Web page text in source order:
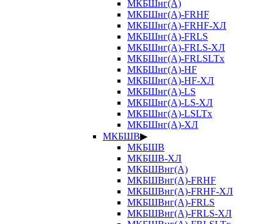
МКБШнг(А)
МКБШнг(А)-FRHF
МКБШнг(А)-FRHF-ХЛ
МКБШнг(А)-FRLS
МКБШнг(А)-FRLS-ХЛ
МКБШнг(А)-FRLSLTx
МКБШнг(А)-HF
МКБШнг(А)-HF-ХЛ
МКБШнг(А)-LS
МКБШнг(А)-LS-ХЛ
МКБШнг(А)-LSLTx
МКБШнг(А)-ХЛ
МКБШВ▶
МКБШВ
МКБШВ-ХЛ
МКБШВнг(А)
МКБШВнг(А)-FRHF
МКБШВнг(А)-FRHF-ХЛ
МКБШВнг(А)-FRLS
МКБШВнг(А)-FRLS-ХЛ